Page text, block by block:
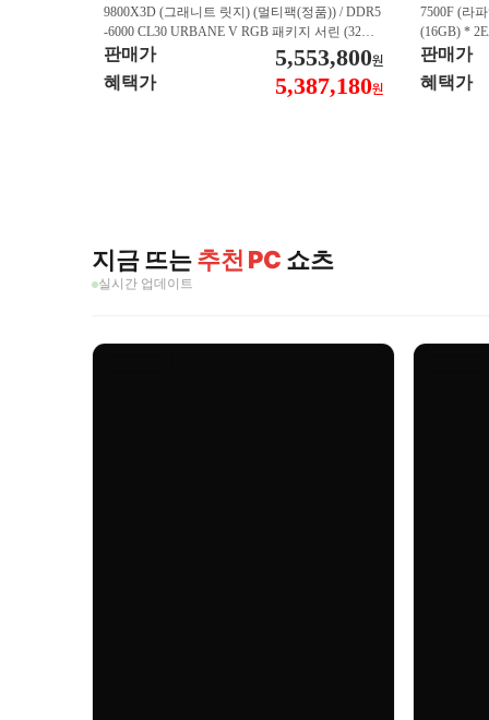
9800X3D (그래니트 릿지) (멀티팩(정품)) / DDR5
-6000 CL30 URBANE V RGB 패키지 서린 (32GB
(16Gx2)) / B850M-PLUS WIFI7 W 대원씨티에스 /
지포스 RTX 5080 AERO OC SFF D7 16GB 제이
씨현 / EXCERIA 히트싱크 M.2 NVMe (2TB)
판매가 5,553,800원
혜택가 5,387,180원
7500F (라
(16GB) *
즈윈 / 지포
CN600
판매가
혜택가
지금 뜨는추천 PC 쇼츠
실시간 업데이트